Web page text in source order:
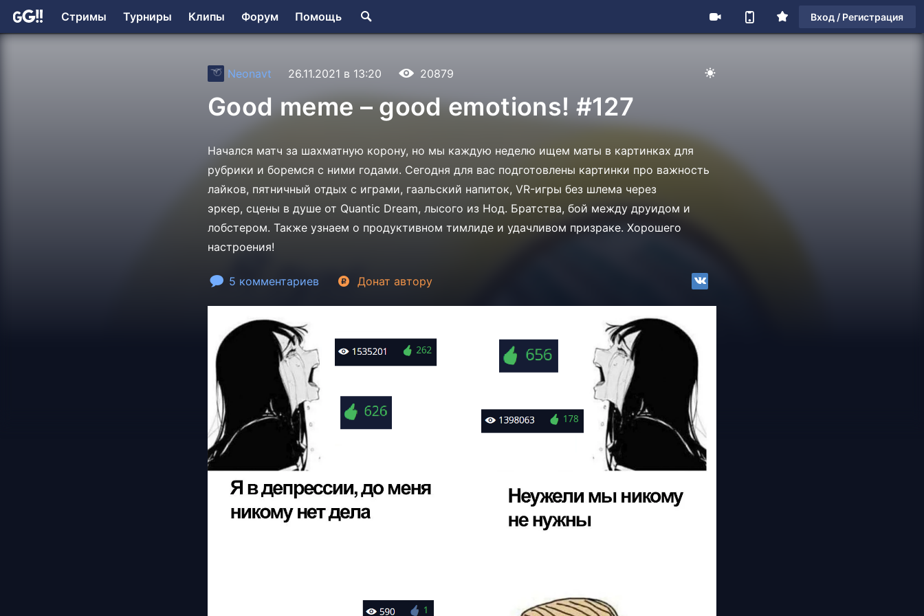
Стримы Турниры Клипы Форум Помощь Вход / Регистрация
Neonavt 26.11.2021 в 13:20 20879
Good meme – good emotions! #127
Начался матч за шахматную корону, но мы каждую неделю ищем маты в картинках для
рубрики и боремся с ними годами. Сегодня для вас подготовлены картинки про важность
лайков, пятничный отдых с играми, гаальский напиток, VR-игры без шлема через
эркер, сцены в душе от Quantic Dream, лысого из Нод. Братства, бой между друидом и
лобстером. Также узнаем о продуктивном тимлиде и удачливом призраке. Хорошего
настроения!
5 комментариев Донат автору